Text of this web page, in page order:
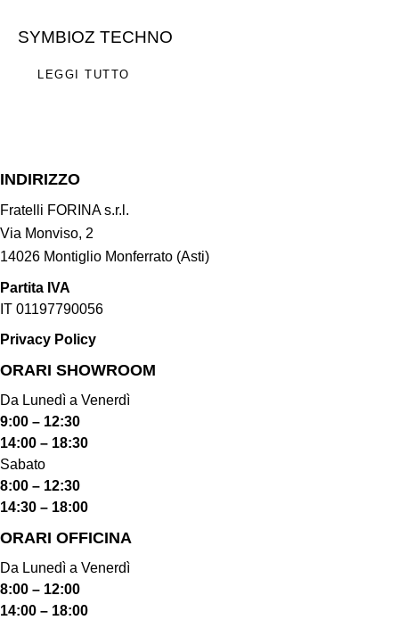
SYMBIOZ TECHNO
LEGGI TUTTO
INDIRIZZO
Fratelli FORINA s.r.l.
Via Monviso, 2
14026 Montiglio Monferrato (Asti)
Partita IVA
IT 01197790056
Privacy Policy
ORARI SHOWROOM​
Da Lunedì a Venerdì
9:00 – 12:30
14:00 – 18:30
Sabato
8:00 – 12:30
14:30 – 18:00
ORARI OFFICINA
Da Lunedì a Venerdì
8:00 – 12:00
14:00 – 18:00